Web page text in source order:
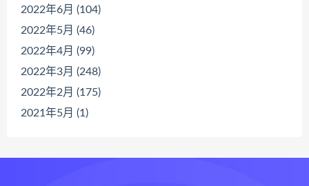
2022年6月 (104)
2022年5月 (46)
2022年4月 (99)
2022年3月 (248)
2022年2月 (175)
2021年5月 (1)